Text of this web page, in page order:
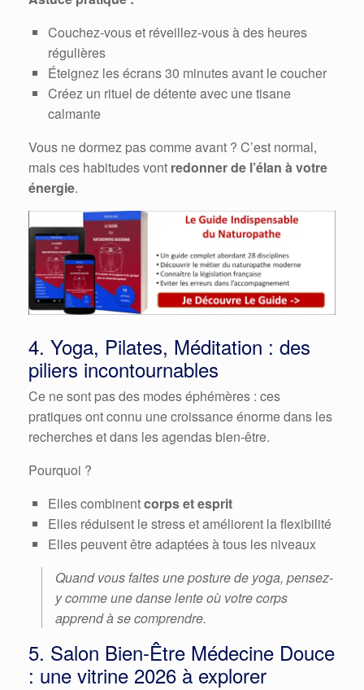
Couchez-vous et réveillez-vous à des heures
régulières
Éteignez les écrans 30 minutes avant le coucher
Créez un rituel de détente avec une tisane
calmante
Vous ne dormez pas comme avant ? C’est normal,
mais ces habitudes vont redonner de l’élan à votre
énergie.
4. Yoga, Pilates, Méditation : des
piliers incontournables
Ce ne sont pas des modes éphémères : ces
pratiques ont connu une croissance énorme dans les
recherches et dans les agendas bien-être.
Pourquoi ?
Elles combinentcorps et esprit
Elles réduisent le stress et améliorent la flexibilité
Elles peuvent être adaptées à tous les niveaux
Quand vous faites une posture de yoga, pensez-
y comme une danse lente où votre corps
apprend à se comprendre.
5. Salon Bien-Être Médecine Douce
: une vitrine 2026 à explorer